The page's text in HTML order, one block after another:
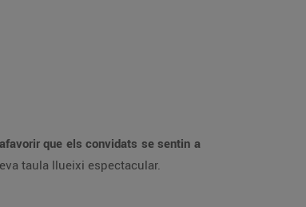
que els convidats se sentin a
taula llueixi espectacular.